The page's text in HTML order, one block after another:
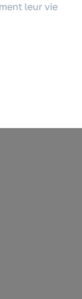
leur vie